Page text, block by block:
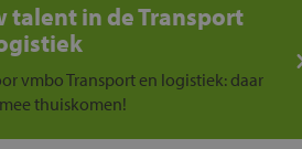
talent in de Transport
vmbo Transport en logistiek: daar
thuiskomen!